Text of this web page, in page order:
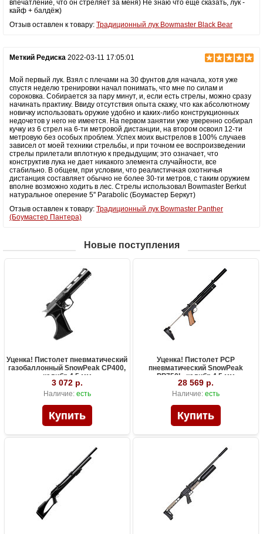
впечатление, что он стреляет за меня) Не знаю что ещё сказать, лук -
кайф + балдёж)
Отзыв оставлен к товару: Традиционный лук Bowmaster Black Bear
Меткий Редиска 2022-03-11 17:05:01
Мой первый лук. Взял с плечами на 30 фунтов для начала, хотя уже
спустя неделю тренировки начал понимать, что мне по силам и
сороковка. Собирается за пару минут, и, если есть стрелы, можно сразу
начинать практику. Ввиду отсутствия опыта скажу, что как абсолютному
новичку использовать оружие удобно и каких-либо конструкционных
недочетов у него не имеется. На первом занятии уже уверенно собирал
кучку из 6 стрел на 6-ти метровой дистанции, на втором освоил 12-ти
метровую без особых проблем. Успех моих выстрелов в 100% случаев
зависел от моей техники стрельбы, и при точном ее воспроизведении
стрелы прилетали вплотную к предыдущим; это означает, что
конструктив лука не дает никакого элемента случайности, все
стабильно. В общем, при условии, что реалистичная охотничья
дистанция составляет обычно не более 30-ти метров, с таким оружием
вполне возможно ходить в лес. Стрелы использовал Bowmaster Berkut
натуральное оперение 5'' Parabolic (Боумастер Беркут)
Отзыв оставлен к товару: Традиционный лук Bowmaster Panther
(Боумастер Пантера)
Новые поступления
Уценка! Пистолет пневматический
газобаллонный SnowPeak CP400,
калибр 4.5 мм
3 072 р.
Наличие: есть
Уценка! Пистолет PCP
пневматический SnowPeak
PP750L, калибр 4.5 мм
28 569 р.
Наличие: есть